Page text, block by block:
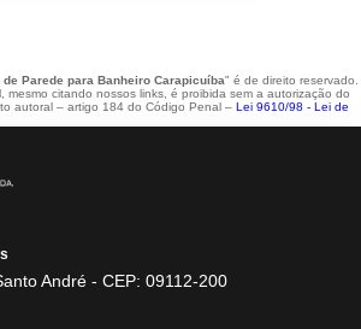
de Parede para Banheiro Carapicuíba" é de direito reservado.
mesmo citando nossos links, é proibida sem a autorização do
autoral – artigo 184 do Código Penal – Lei 9610/98 - Lei de
André - CEP: 09112-200